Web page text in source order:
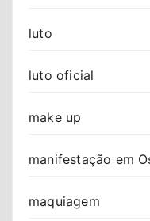
luto
luto oficial
make up
manifestação em
maquiagem